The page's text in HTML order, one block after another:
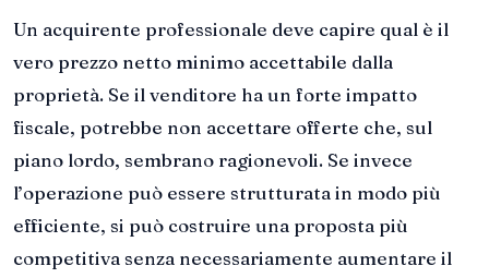
Un acquirente professionale deve capire qual è il
vero prezzo netto minimo accettabile dalla
proprietà. Se il venditore ha un forte impatto
fiscale, potrebbe non accettare offerte che, sul
piano lordo, sembrano ragionevoli. Se invece
l’operazione può essere strutturata in modo più
efficiente, si può costruire una proposta più
competitiva senza necessariamente aumentare il